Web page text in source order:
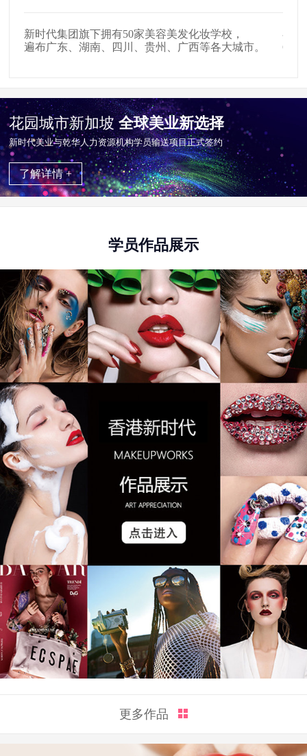
在全国拥有509家美发店、907家影楼影视公司，
654家中高级美容会所就业合作单位。
户外
掌握
花园城市新加坡全球美业新选择
新时代美业与乾华⼈⼒资源机构学员输送项目正式签约
了解详情 +
学员作品展示
更多作品